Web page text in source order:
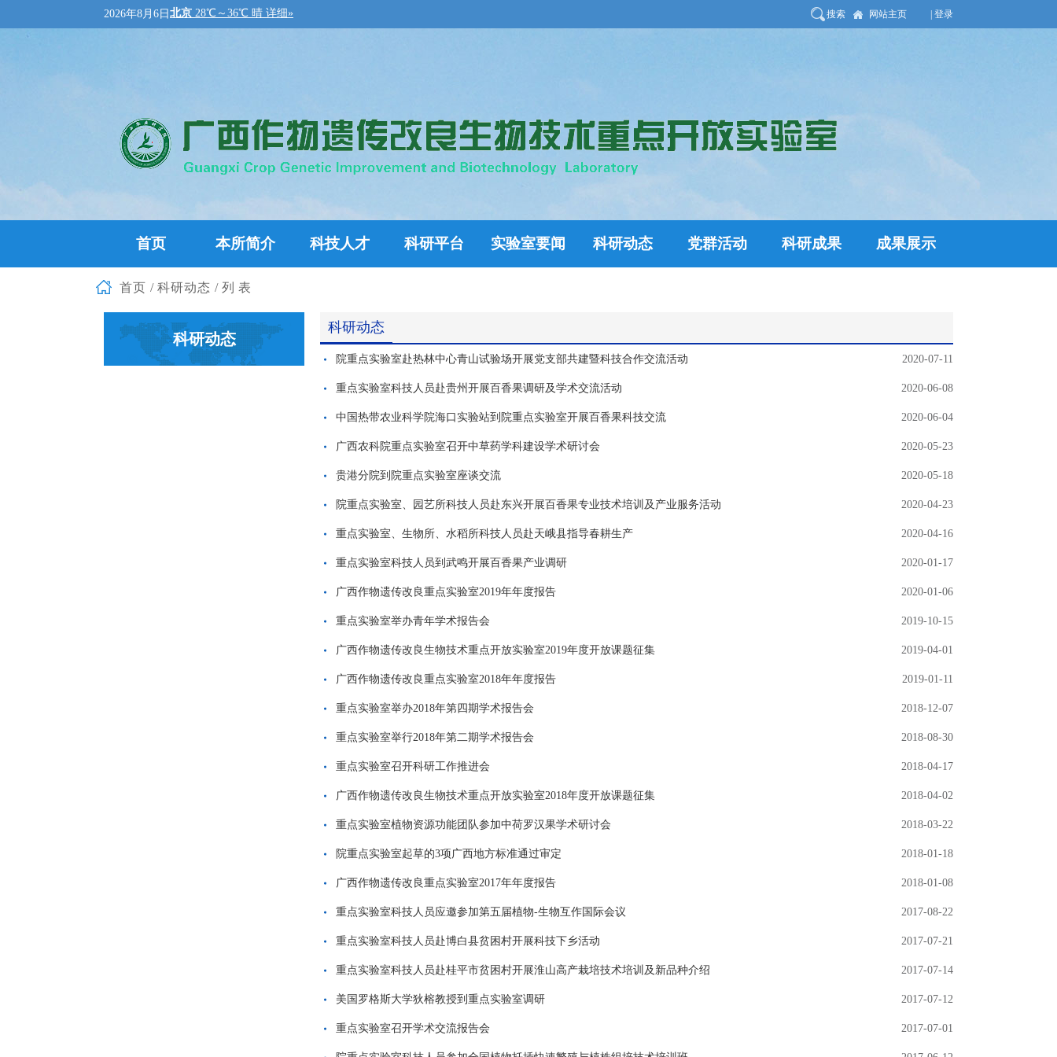
2026年8月6日 搜索 网站主页 | 登录
首页 本所简介 科技人才 科研平台 实验室要闻 科研动态 党群活动 科研成果 成果展示
首页 / 科研动态 /列表
科研动态
科研动态
2020-07-11
院重点实验室赴热林中心青山试验场开展党支部共建暨科技合作交流活动
2020-06-08
重点实验室科技人员赴贵州开展百香果调研及学术交流活动
2020-06-04
中国热带农业科学院海口实验站到院重点实验室开展百香果科技交流
2020-05-23
广西农科院重点实验室召开中草药学科建设学术研讨会
2020-05-18
贵港分院到院重点实验室座谈交流
2020-04-23
院重点实验室、园艺所科技人员赴东兴开展百香果专业技术培训及产业服务活动
2020-04-16
重点实验室、生物所、水稻所科技人员赴天峨县指导春耕生产
2020-01-17
重点实验室科技人员到武鸣开展百香果产业调研
2020-01-06
广西作物遗传改良重点实验室2019年年度报告
2019-10-15
重点实验室举办青年学术报告会
2019-04-01
广西作物遗传改良生物技术重点开放实验室2019年度开放课题征集
2019-01-11
广西作物遗传改良重点实验室2018年年度报告
2018-12-07
重点实验室举办2018年第四期学术报告会
2018-08-30
重点实验室举行2018年第二期学术报告会
2018-04-17
重点实验室召开科研工作推进会
2018-04-02
广西作物遗传改良生物技术重点开放实验室2018年度开放课题征集
2018-03-22
重点实验室植物资源功能团队参加中荷罗汉果学术研讨会
2018-01-18
院重点实验室起草的3项广西地方标准通过审定
2018-01-08
广西作物遗传改良重点实验室2017年年度报告
2017-08-22
重点实验室科技人员应邀参加第五届植物-生物互作国际会议
2017-07-21
重点实验室科技人员赴博白县贫困村开展科技下乡活动
2017-07-14
重点实验室科技人员赴桂平市贫困村开展淮山高产栽培技术培训及新品种介绍
2017-07-12
美国罗格斯大学狄榕教授到重点实验室调研
2017-07-01
重点实验室召开学术交流报告会